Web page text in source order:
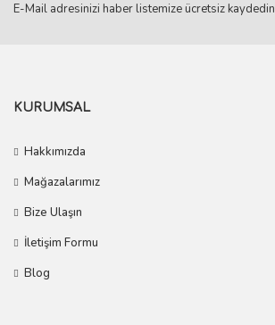
E-Mail adresinizi haber listemize ücretsiz kaydedin
KURUMSAL
Hakkımızda
Mağazalarımız
Bize Ulaşın
İletişim Formu
Blog